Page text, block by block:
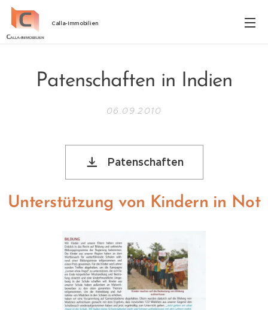
Calla-Immobilien
Patenschaften in Indien
06.09.2010
Patenschaften
Unterstützung von Kindern in Not